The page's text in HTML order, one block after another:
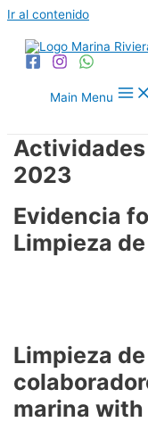
Ir al contenido
Main Menu
2023
Evidencia
Limpieza
Limpieza
marina